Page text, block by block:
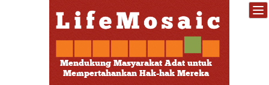
Mendukung Masyarakat Adat untuk
Mempertahankan Hak-hak Mereka